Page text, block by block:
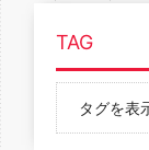
TAG
タグを表